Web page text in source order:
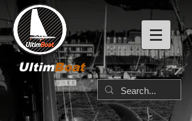
UltimBoat